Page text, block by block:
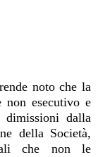
noto che la
non esecutivo e
dimissioni dalla
della Società,
che non le